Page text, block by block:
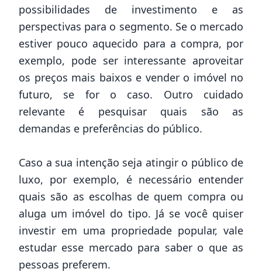
possibilidades de investimento e as
perspectivas para o segmento. Se o mercado
estiver pouco aquecido para a compra, por
exemplo, pode ser interessante aproveitar
os preços mais baixos e vender o imóvel no
futuro, se for o caso. Outro cuidado
relevante é pesquisar quais são as
demandas e preferências do público.
Caso a sua intenção seja atingir o público de
luxo, por exemplo, é necessário entender
quais são as escolhas de quem compra ou
aluga um imóvel do tipo. Já se você quiser
investir em uma propriedade popular, vale
estudar esse mercado para saber o que as
pessoas preferem.